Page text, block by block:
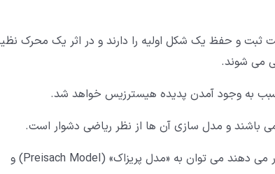
ثبت و حفظ یک شکل اولیه را دارند و در اثر یک محرک
می شوند.
سبب به وجود آمدن پدیده هیسترزیس خواهد شد.
و مدل سازی آن ها از نظر ریاضی دشوار است.
از مدل هایی که ویژگی های عمومی هیسترزیس را مورد مطالعه قرار می دهند می توان به «مدل پریزاک» (Preisach Model) و